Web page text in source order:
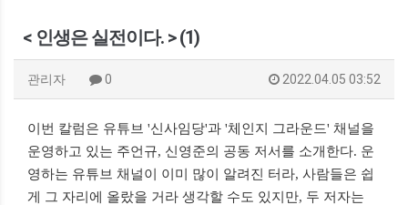
< 인생은 실전이다. > (1)
관리자 0 2022.04.05 03:52
이번 칼럼은 유튜브 '신사임당'과 '체인지 그라운드' 채널을
운영하고 있는 주언규, 신영준의 공동 저서를 소개한다. 운
영하는 유튜브 채널이 이미 많이 알려진 터라, 사람들은 쉽
게 그 자리에 올랐을 거라 생각할 수도 있지만, 두 저자는